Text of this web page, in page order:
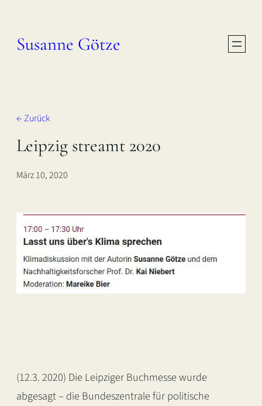
springen
Susanne Götze
← Zurück
Leipzig streamt 2020
März 10, 2020
(12.3. 2020) Die Leipziger Buchmesse wurde
abgesagt – die Bundeszentrale für politische